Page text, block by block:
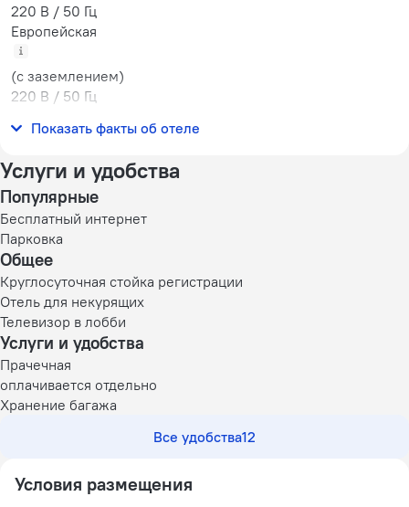
220 В / 50 Гц
Европейская
(с заземлением)
220 В / 50 Гц
15 номеров
Показать факты об отеле
Услуги и удобства
Популярные
Бесплатный интернет
Парковка
Общее
Круглосуточная стойка регистрации
Отель для некурящих
Телевизор в лобби
Услуги и удобства
Прачечная
оплачивается отдельно
Хранение багажа
Все удобства12
Условия размещения